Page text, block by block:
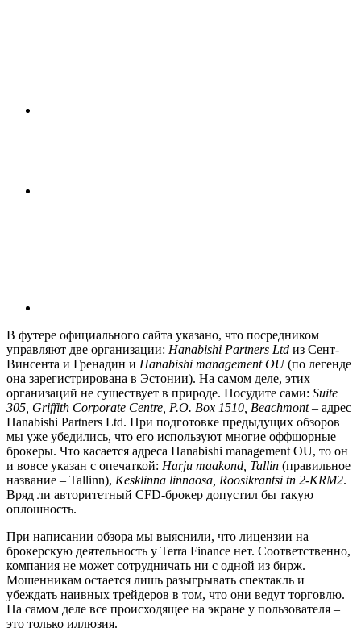
В футере официального сайта указано, что посредником
управляют две организации: Hanabishi Partners Ltd из Сент-
Винсента и Гренадин и Hanabishi management OU(по легенде
она зарегистрирована в Эстонии). На самом деле, этих
организаций не существует в природе. Посудите сами: Suite
305, Griffith Corporate Centre, P.O. Box 1510, Beachmont– адрес
Hanabishi Partners Ltd. При подготовке предыдущих обзоров
мы уже убедились, что его используют многие оффшорные
брокеры. Что касается адреса Hanabishi management OU, то он
и вовсе указан с опечаткой: Harju maakond, Tallin (правильное
название – Tallinn), Kesklinna linnaosa, Roosikrantsi tn 2-KRM2.
Вряд ли авторитетный CFD-брокер допустил бы такую
оплошность.
При написании обзора мы выяснили, что лицензии на
брокерскую деятельность у Terra Finance нет. Соответственно,
компания не может сотрудничать ни с одной из бирж.
Мошенникам остается лишь разыгрывать спектакль и
убеждать наивных трейдеров в том, что они ведут торговлю.
На самом деле все происходящее на экране у пользователя –
это только иллюзия.